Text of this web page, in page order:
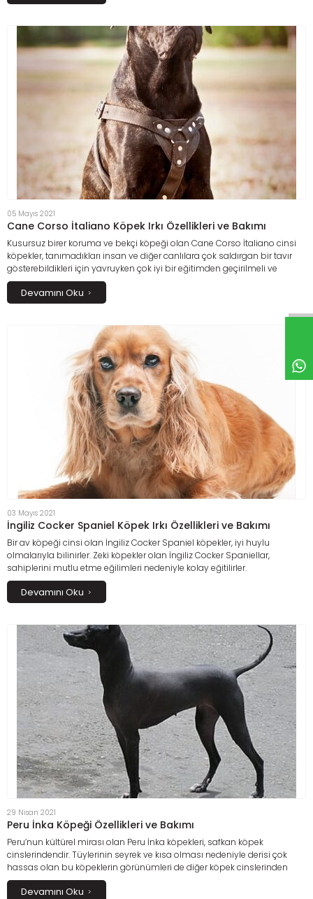
05 Mayıs 2021
Cane Corso İtaliano Köpek Irkı Özellikleri ve Bakımı
Kusursuz birer koruma ve bekçi köpeği olan Cane Corso İtaliano cinsi
köpekler, tanımadıkları insan ve diğer canlılara çok saldırgan bir tavır
gösterebildikleri için yavruyken çok iyi bir eğitimden geçirilmeli ve
sosyalleştirilmeleri gerekir.
Devamını Oku
03 Mayıs 2021
İngiliz Cocker Spaniel Köpek Irkı Özellikleri ve Bakımı
Bir av köpeği cinsi olan İngiliz Cocker Spaniel köpekler, iyi huylu
olmalarıyla bilinirler. Zeki köpekler olan İngiliz Cocker Spaniellar,
sahiplerini mutlu etme eğilimleri nedeniyle kolay eğitilirler.
Devamını Oku
29 Nisan 2021
Peru İnka Köpeği Özellikleri ve Bakımı
Peru’nun kültürel mirası olan Peru İnka köpekleri, safkan köpek
cinslerindendir. Tüylerinin seyrek ve kısa olması nedeniyle derisi çok
hassas olan bu köpeklerin görünümleri de diğer köpek cinslerinden
oldukça farklıdır.
Devamını Oku